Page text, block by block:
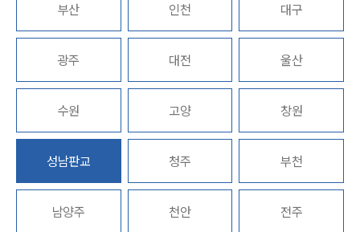
사례분석/최신동향
형사 법률정보
법률지식인
형사소송·상담후기
업무분야
전체
구성원 소개
부산 인천 대구
광주 대전 울산
수원 고양 창원
성남판교 청주 부천
남양주 천안 전주